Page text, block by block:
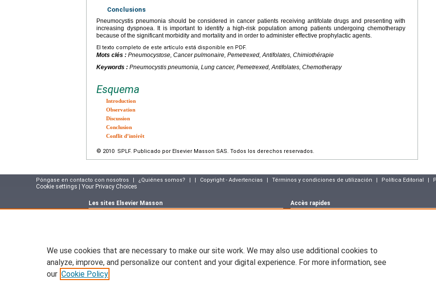
Conclusions
Pneumocystis pneumonia should be considered in cancer patients receiving antifolate drugs and presenting with
increasing dyspnoea. It is important to identify a high-risk population among patients undergoing chemotherapy
because of the significant morbidity and mortality and in order to administer effective prophylactic agents.
El texto completo de este artículo está disponible en PDF.
Mots clés : Pneumocystose, Cancer pulmonaire, Pemetrexed, Antifolates, Chimiothérapie
Keywords : Pneumocystis pneumonia, Lung cancer, Pemetrexed, Antifolates, Chemotherapy
Esquema
Introduction
Observation
Discussion
Conclusion
Conflit d’intérêt
© 2010 SPLF. Publicado por Elsevier Masson SAS. Todos los derechos reservados.
Póngase en contacto con nosotros | ¿Quiénes somos? | | Copyright - Advertencias | Términos y condiciones de utilización | Política Editorial |
Cookie settings | Your Privacy Choices
Les sites Elsevier Masson
Plateforme de formation des infirmier(e)s :www.pratique-
infirmiere.com
Site portail pour les institutions :
www.em-premium.com
Site d'emploi en santé :
Accès rapides
En virtud de la Ley N º 78-17 del 6 de enero de 1978, relativa a
usted puede pedir que se corrija, complementado, clarificado,
incompletos, engañosos, obsoletos o cuya recogida o de
El jefe del sitio en el honor se compromete a respetar la
We use cookies that are necessary to make our site work. We may also use additional cookies to
analyze, improve, and personalize our content and your digital experience. For more information, see
our Cookie Policy